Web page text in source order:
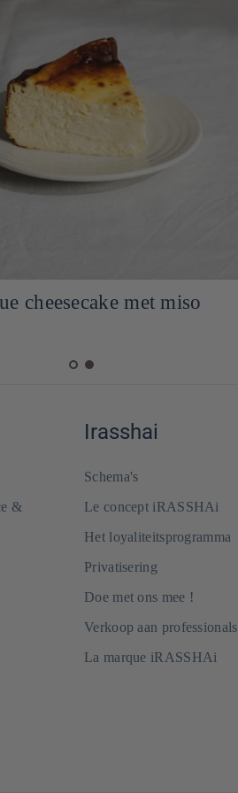
miso en pittige makreel
&
Irasshai
Schema's
Le concept iRASSHAi
Het loyaliteitsprogramma
Privatisering
Doe met ons mee !
Verkoop aan professionals
La marque iRASSHAi